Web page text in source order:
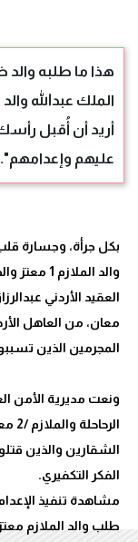
هذا ما طلبه
الملك عبدالله
أريد أن أُقبل
عليهم وإعدامهم".
بكل جرأة، وجسارة
والد
العقيد الأردني
معان، من العاهل
ونعت مديرية الأمن
الشقارين والذين
طلب والد الملازم